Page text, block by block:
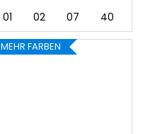
44 62
01 02 07 40
MEHR FARBEN